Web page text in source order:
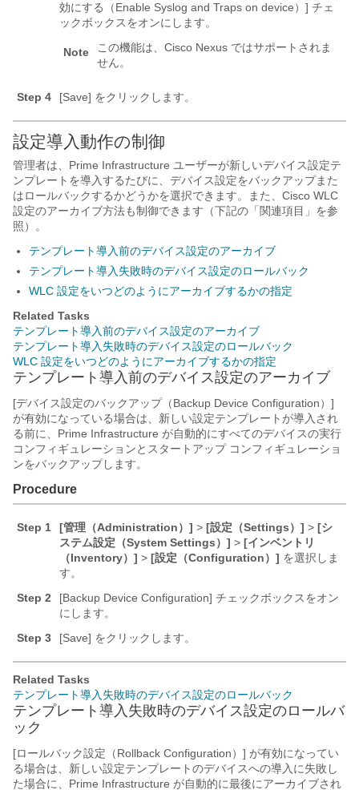
効にする（Enable Syslog and Traps on device）] チェ
ックボックスをオンにします。
Note
この機能は、Cisco Nexus ではサポートされま
せん。
Step 4 [Save] をクリックします。
設定導入動作の制御
管理者は、Prime Infrastructure ユーザーが新しいデバイス設定テ
ンプレートを導入するたびに、デバイス設定をバックアップまた
はロールバックするかどうかを選択できます。また、Cisco WLC
設定のアーカイブ方法も制御できます（下記の「関連項目」を参
照）。
テンプレート導入前のデバイス設定のアーカイブ
テンプレート導入失敗時のデバイス設定のロールバック
WLC 設定をいつどのようにアーカイブするかの指定
Related Tasks
テンプレート導入前のデバイス設定のアーカイブ
テンプレート導入失敗時のデバイス設定のロールバック
WLC 設定をいつどのようにアーカイブするかの指定
テンプレート導入前のデバイス設定のアーカイブ
[デバイス設定のバックアップ（Backup Device Configuration）]
が有効になっている場合は、新しい設定テンプレートが導入され
る前に、Prime Infrastructure が自動的にすべてのデバイスの実行
コンフィギュレーションとスタートアップ コンフィギュレーショ
ンをバックアップします。
Procedure
Step 1 [管理（Administration）] > [設定（Settings）] > [シ
ステム設定（System Settings）] > [インベントリ
（Inventory）] > [設定（Configuration）] を選択しま
す。
Step 2
[Backup Device Configuration] チェックボックスをオン
にします。
Step 3
[Save] をクリックします。
Related Tasks
テンプレート導入失敗時のデバイス設定のロールバック
テンプレート導入失敗時のデバイス設定のロールバ
ック
[ロールバック設定（Rollback Configuration）] が有効になってい
る場合は、新しい設定テンプレートのデバイスへの導入に失敗し
た場合に、Prime Infrastructure が自動的に最後にアーカイブされ